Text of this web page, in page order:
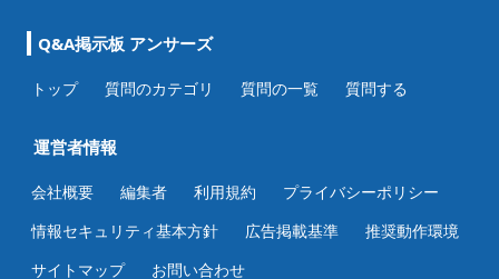
Q&A掲示板 アンサーズ
トップ 質問のカテゴリ 質問の一覧 質問する
運営者情報
会社概要 編集者 利用規約
プライバシーポリシー
情報セキュリティ基本方針
広告掲載基準
推奨動作環境
サイトマップ
お問い合わせ